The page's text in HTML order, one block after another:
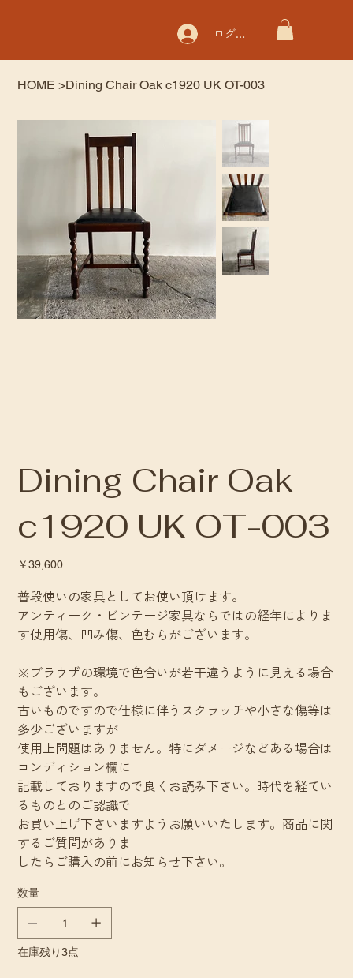
ログイン
HOME >Dining Chair Oak c1920 UK OT-003
Dining Chair Oak
c1920 UK OT-003
価
￥39,600
普段使いの家具としてお使い頂けます。
アンティーク・ビンテージ家具ならではの経年によりま
す使用傷、凹み傷、色むらがございます。
※ブラウザの環境で色合いが若干違うように見える場合
もございます。
古いものですので仕様に伴うスクラッチや小さな傷等は
多少ございますが
使用上問題はありません。特にダメージなどある場合は
コンディション欄に
記載しておりますので良くお読み下さい。時代を経てい
るものとのご認識で
お買い上げ下さいますようお願いいたします。商品に関
するご質問がありま
したらご購入の前にお知らせ下さい。
数量
在庫残り3点